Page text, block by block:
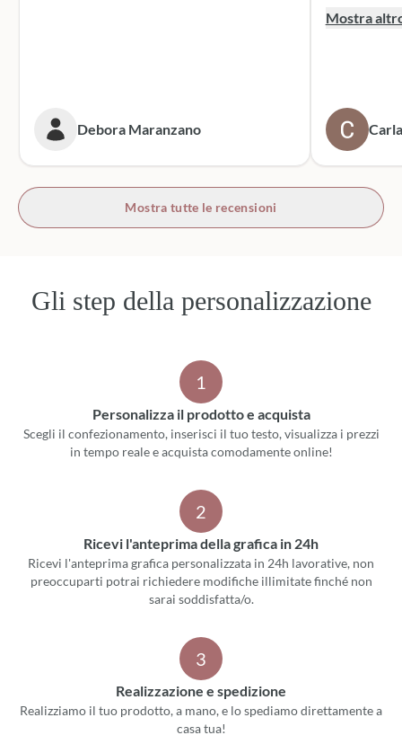
Debora Maranzano
supporto
prossime
bottoni!
Mostra
Mostra tutte le recensioni
Gli step della personalizzazione
1
Personalizza il prodotto e acquista
Scegli il confezionamento, inserisci il tuo testo, visualizza i prezzi
in tempo reale e acquista comodamente online!
2
Ricevi l'anteprima della grafica in 24h
Ricevi l'anteprima grafica personalizzata in 24h lavorative, non
preoccuparti potrai richiedere modifiche illimitate finché non
sarai soddisfatta/o.
3
Realizzazione e spedizione
Realizziamo il tuo prodotto, a mano, e lo spediamo direttamente a
casa tua!